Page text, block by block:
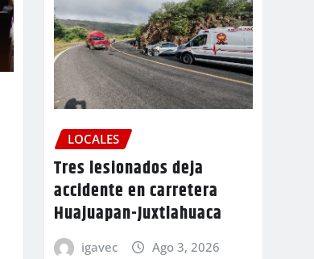
LOCALES
Tres lesionados deja
accidente en carretera
Huajuapan-Juxtlahuaca
igavec Ago 3, 2026